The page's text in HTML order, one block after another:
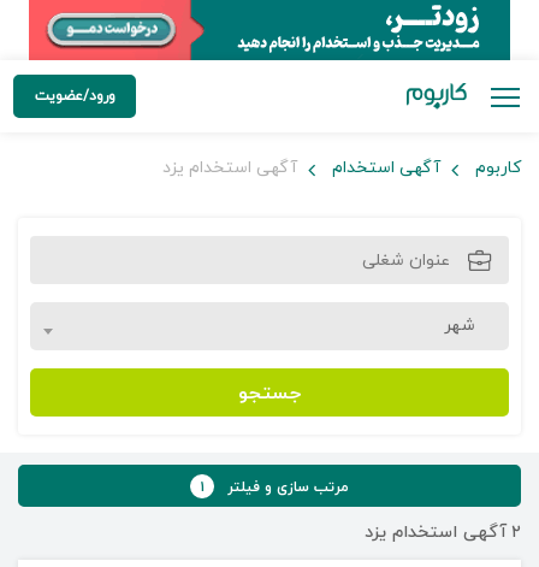
ورود/عضویت
کاربوم آگهی استخدام آگهی استخدام یزد
شهر
جستجو
مرتب سازی و فیلتر ۱
۲ آگهی استخدام یزد